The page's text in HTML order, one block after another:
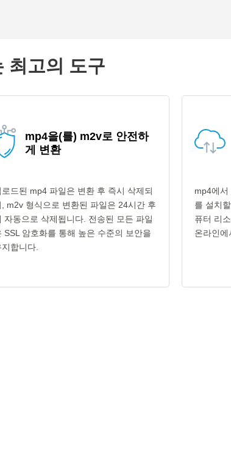
최고의 도구
mp4을(를) m2v로 안전하
게 변환
로드된 mp4 파일은 변환 후 즉시 삭제되
, m2v 형식으로 변환된 파일은 24시간 후
자동으로 삭제됩니다. 전송된 모든 파일
SSL 암호화를 통해 높은 수준의 보안을
지합니다.
mp4에서
를 설치
퓨터 리
온라인에